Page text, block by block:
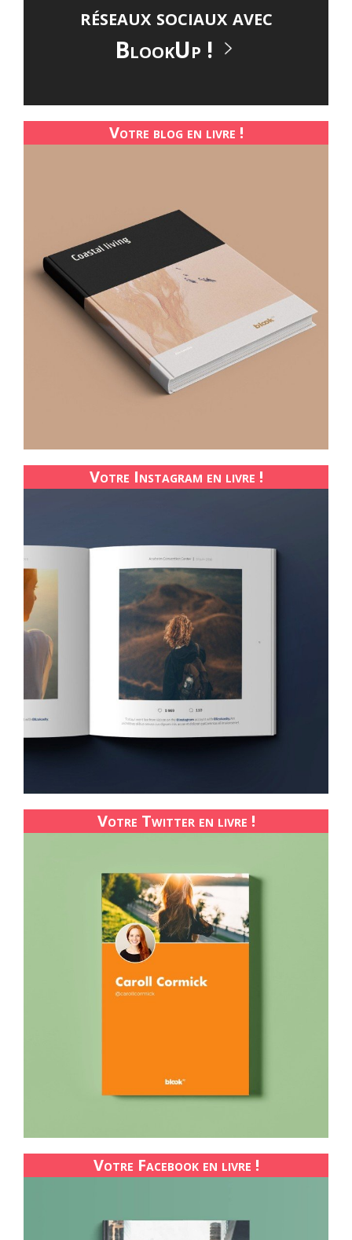
réseaux sociaux avec
BlookUp !
Votre blog en livre !
Votre Instagram en livre !
Votre Twitter en livre !
Votre Facebook en livre !